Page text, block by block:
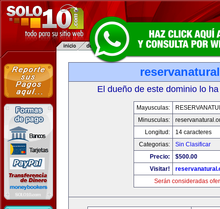
El dueño de este dominio lo
Mayusculas:
Minusculas:
Longitud:
14 caracteres
Categorias:
Sin Clasificar
Precio:
$500.00
Visitar!
Serán consideradas